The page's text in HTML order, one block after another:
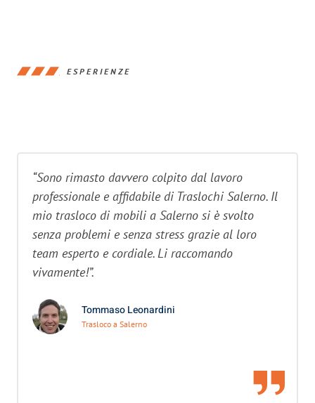
ESPERIENZE
“Sono rimasto davvero colpito dal lavoro
professionale e affidabile di Traslochi Salerno. Il
mio trasloco di mobili a Salerno si è svolto
senza problemi e senza stress grazie al loro
team esperto e cordiale. Li raccomando
vivamente!”.
Tommaso Leonardini
Trasloco a Salerno